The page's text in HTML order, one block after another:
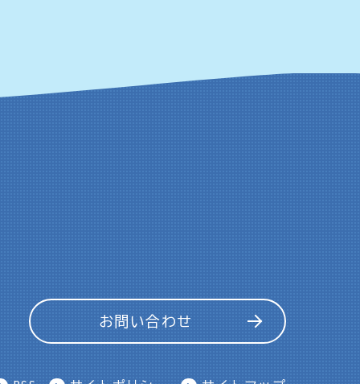
お問い合わせ